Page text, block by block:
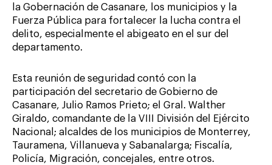
la Gobernación de Casanare, los municipios y la
Fuerza Pública para fortalecer la lucha contra el
delito, especialmente el abigeato en el sur del
departamento.
Esta reunión de seguridad contó con la
participación del secretario de Gobierno de
Casanare, Julio Ramos Prieto; el Gral. Walther
Giraldo, comandante de la VIII División del Ejército
Nacional; alcaldes de los municipios de Monterrey,
Tauramena, Villanueva y Sabanalarga; Fiscalía,
Policía, Migración, concejales, entre otros.